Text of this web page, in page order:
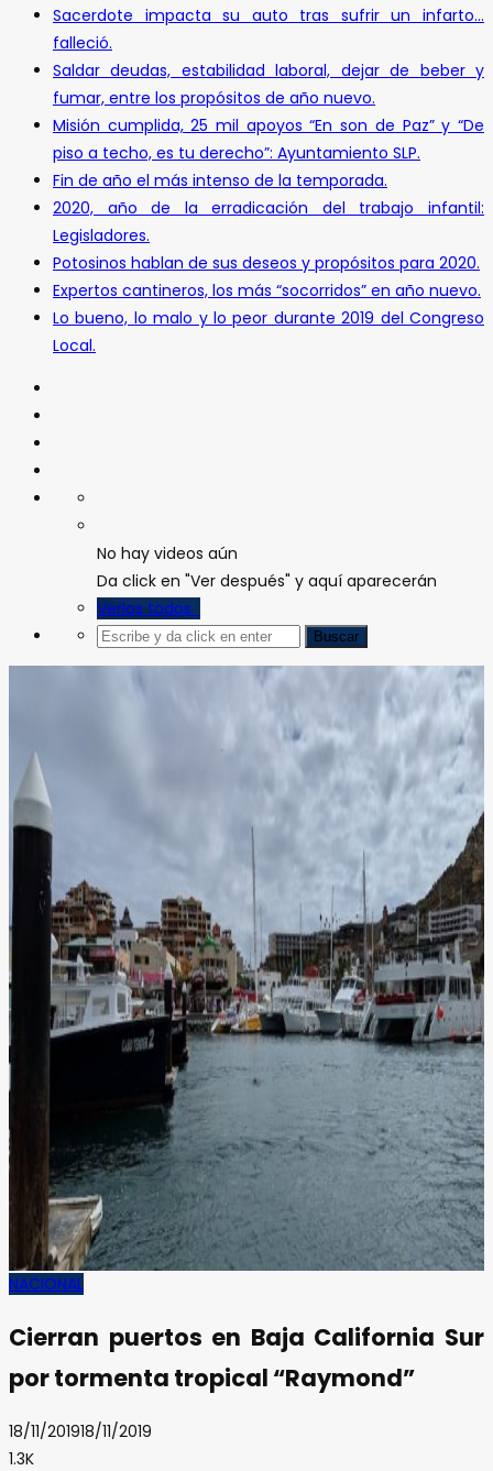
Sacerdote impacta su auto tras sufrir un infarto…
falleció.
Saldar deudas, estabilidad laboral, dejar de beber y
fumar, entre los propósitos de año nuevo.
Misión cumplida, 25 mil apoyos “En son de Paz” y “De
piso a techo, es tu derecho”: Ayuntamiento SLP.
Fin de año el más intenso de la temporada.
2020, año de la erradicación del trabajo infantil:
Legisladores.
Potosinos hablan de sus deseos y propósitos para 2020.
Expertos cantineros, los más “socorridos” en año nuevo.
Lo bueno, lo malo y lo peor durante 2019 del Congreso
Local.
No hay videos aún
Da click en "Ver después" y aquí aparecerán
Verlos todos
NACIONAL
Cierran puertos en Baja California Sur
por tormenta tropical “Raymond”
18/11/201918/11/2019
1.3K